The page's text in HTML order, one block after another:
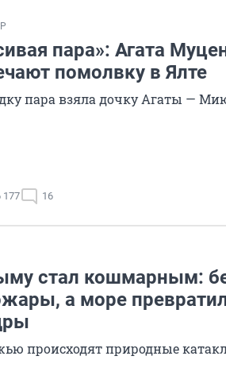
пара»: Агата
помолвку в Ялте
пара взяла дочку Агаты —
177 16
стал кошмарным:
а море
происходят природные